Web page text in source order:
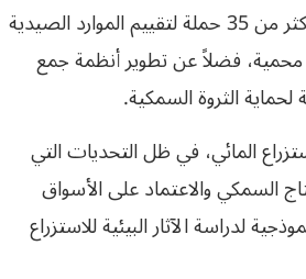
وفي سياق تعزيز حماية الموارد البحرية، كشف المسؤول عن تنفيذ أكثر من 35 حملة لتقييم الموارد الصيدية
محمية، فضلاً عن تطوير أنظمة جمع
لحماية الثروة السمكية.
المائي، في ظل التحديات التي
السمكي والاعتماد على الأسواق
لدراسة الآثار البيئية للاستزراع